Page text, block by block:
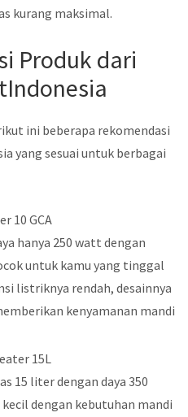
kurang maksimal.
Produk dari
ini beberapa rekomendasi
yang sesuai untuk berbagai
10 GCA
hanya 250 watt dengan
untuk kamu yang tinggal
listriknya rendah, desainnya
kenyamanan mandi
15L
15 liter dengan daya 350
dengan kebutuhan mandi